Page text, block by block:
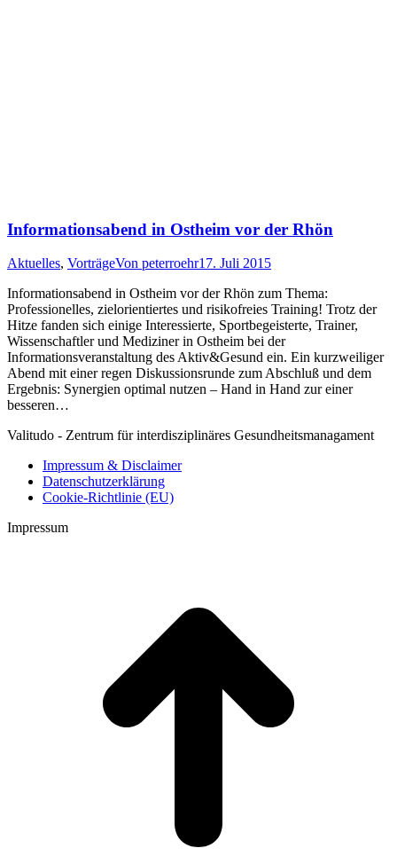
Informationsabend in Ostheim vor der Rhön
Aktuelles, VorträgeVon peterroehr17. Juli 2015
Informationsabend in Ostheim vor der Rhön zum Thema:
Professionelles, zielorientiertes und risikofreies Training! Trotz der
Hitze fanden sich einige Interessierte, Sportbegeisterte, Trainer,
Wissenschaftler und Mediziner in Ostheim bei der
Informationsveranstaltung des Aktiv&Gesund ein. Ein kurzweiliger
Abend mit einer regen Diskussionsrunde zum Abschluß und dem
Ergebnis: Synergien optimal nutzen – Hand in Hand zur einer
besseren…
Valitudo - Zentrum für interdisziplinäres Gesundheitsmanagament
Impressum & Disclaimer
Datenschutzerklärung
Cookie-Richtlinie (EU)
Impressum